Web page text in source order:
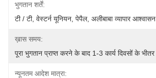
भुगतान शर्तें:
टी / टी, वेस्टर्न यूनियन, पेपैल, अलीबाबा व्यापार आश्वासन
ख़ास समय:
पूरा भुगतान प्राप्त करने के बाद 1-3 कार्य दिवसों के भीतर
न्यूनतम आदेश मात्रा: